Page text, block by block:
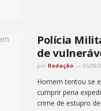
Polícia
de
por Redação 06/08/
Homem tentou se
cumprir pena
crime de estupro